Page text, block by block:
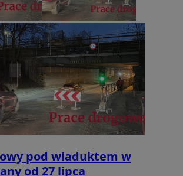
pod wiaduktem w
od 27 lipca